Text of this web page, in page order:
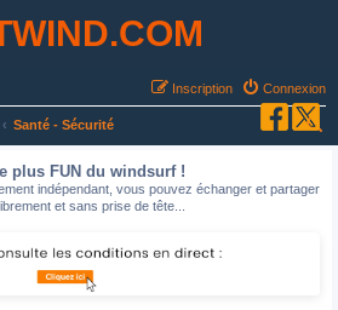
Connexion
Inscription
Santé - Sécurité
plus FUN du windsurf !
indépendant, vous pouvez échanger et partager
et sans prise de tête...